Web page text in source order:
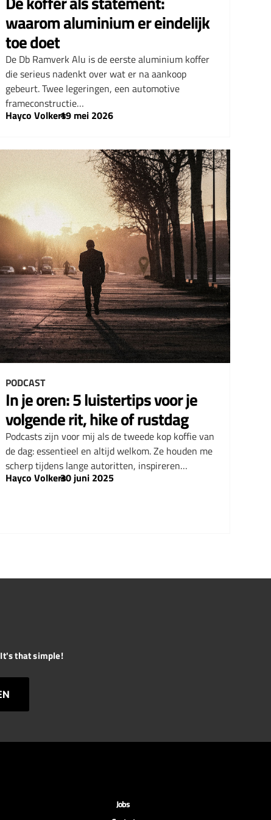
waarom aluminium er eindelijk
toe doet
De Db Ramverk Alu is de eerste aluminium koffer
die serieus nadenkt over wat er na aankoop
gebeurt. Twee legeringen, een automotive
frameconstructie…
Hayco Volkers
–
19 mei 2026
PODCAST
In je oren: 5 luistertips voor je
volgende rit, hike of rustdag
Podcasts zijn voor mij als de tweede kop koffie van
de dag: essentieel en altijd welkom. Ze houden me
scherp tijdens lange autoritten, inspireren…
Hayco Volkers
–
30 juni 2025
that simple!
Jobs